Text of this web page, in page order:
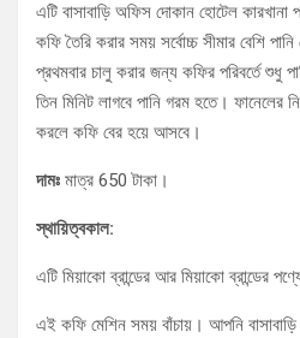
এটি বাসাবাড়ি অফিস দোকান হোটেল
কফি তৈরি করার সময় সর্বোচ্চ সীমার বেশি
প্রথমবার চালু করার জন্য কফির পরিবর্তে শুধু
তিন মিনিট লাগবে পানি গরম হতে। ফানেলের
করলে কফি বের হয়ে আসবে।
দামঃ মাত্র 650 টাকা।
স্থায়িত্বকাল:
এটি মিয়াকো ব্রান্ডের আর মিয়াকো ব্রান্ডের
এই কফি মেশিন সময় বাঁচায়। আপনি